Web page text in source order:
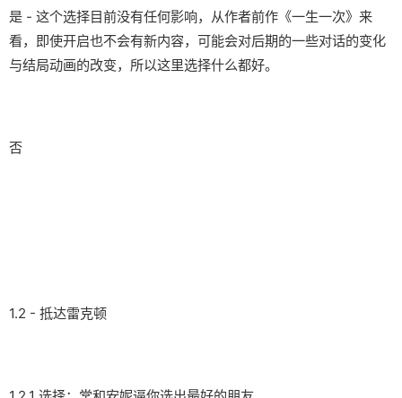
是 - 这个选择目前没有任何影响，从作者前作《一生一次》来
看，即使开启也不会有新内容，可能会对后期的一些对话的变化
与结局动画的改变，所以这里选择什么都好。
否
1.2 - 抵达雷克顿